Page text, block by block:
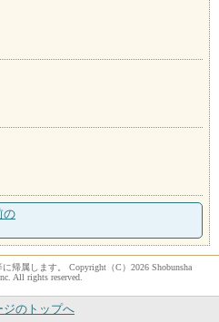
の
帰属します。 Copyright（C）2026 Shobunsha
All rights reserved.
ジのトップへ